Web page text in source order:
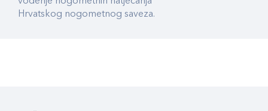
Hrvatskog nogometnog saveza.